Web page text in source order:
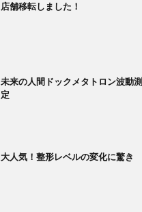
店舗移転しました！
未来の人間ドックメタトロン波動測
定
大人気！整形レベルの変化に驚き